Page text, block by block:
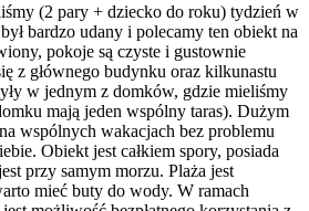
(2 pary + dziecko do roku) tydzień w
bardzo udany i polecamy ten obiekt na
pokoje są czyste i gustownie
z głównego budynku oraz kilkunastu
w jednym z domków, gdzie mieliśmy
mają jeden wspólny taras). Dużym
wspólnych wakacjach bez problemu
Obiekt jest całkiem spory, posiada
przy samym morzu. Plaża jest
mieć buty do wody. W ramach